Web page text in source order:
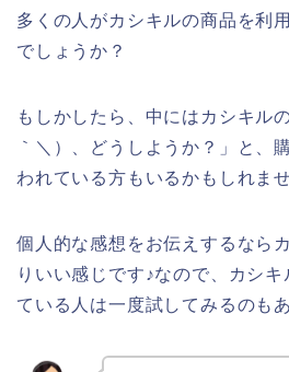
多くの人がカシキルの商品を利
でしょうか？
もしかしたら、中にはカシキル
｀＼）、どうしようか？」と、
われている方もいるかもしれま
個人的な感想をお伝えするなら
りいい感じです♪なので、カシ
ている人は一度試してみるのも